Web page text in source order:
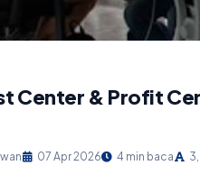
Center & Profit
07 Apr 2026 4 min baca